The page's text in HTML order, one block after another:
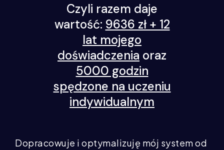
Czyli razem daje
wartość: 9636 zł + 12
lat mojego
doświadczenia oraz
5000 godzin
spędzone na uczeniu
indywidualnym
Dopracowuje i optymalizuję mój system od